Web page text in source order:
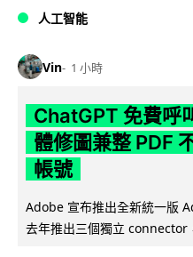
人工智能
Vin 1 小時
ChatGPT 免費呼
體修圖兼整 PDF
帳號
Adobe 宣布推出全新統一版
去年推出三個獨立 connector